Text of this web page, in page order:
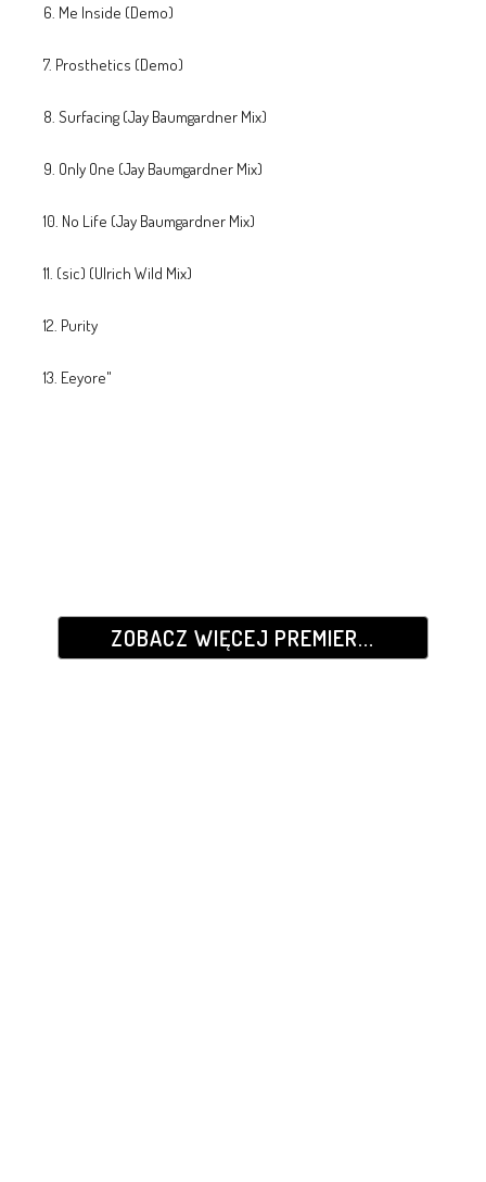
6. Me Inside (Demo)
7. Prosthetics (Demo)
8. Surfacing (Jay Baumgardner Mix)
9. Only One (Jay Baumgardner Mix)
10. No Life (Jay Baumgardner Mix)
11. (sic) (Ulrich Wild Mix)
12. Purity
13. Eeyore"
ZOBACZ WIĘCEJ PREMIER...